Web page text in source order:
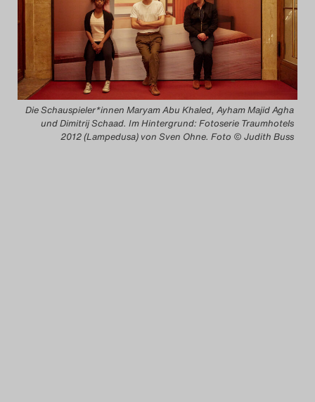
Das Theatertreffen-Blog
2014
Das Theatertreffen-Blog
2015
Die Schauspieler*innen Maryam Abu Khaled, Ayham Majid Agha
und Dimitrij Schaad. Im Hintergrund: Fotoserie Traumhotels
2012 (Lampedusa) von Sven Ohne. Foto © Judith Buss